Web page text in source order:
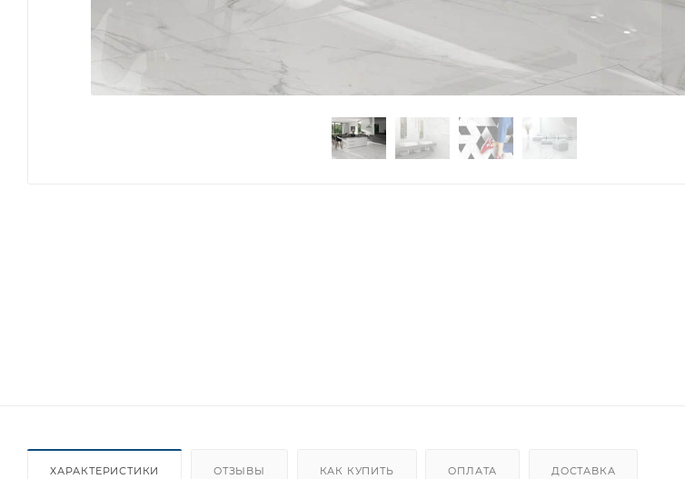
ХАРАКТЕРИСТИКИ ОТЗЫВЫ КАК КУПИТЬ ОПЛАТА ДОСТАВКА